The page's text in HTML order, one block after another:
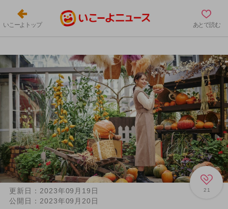
いこーよトップ あとで読む
21
更新日： 2023年09月19日
公開日： 2023年09月20日